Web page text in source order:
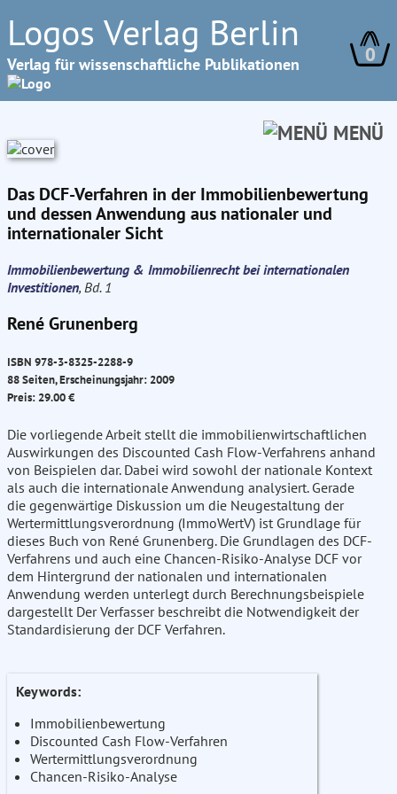
Logos Verlag Berlin
Verlag für wissenschaftliche Publikationen 0
MENÜ
Das DCF-Verfahren in der Immobilienbewertung
und dessen Anwendung aus nationaler und
internationaler Sicht
Immobilienbewertung & Immobilienrecht bei internationalen
Investitionen, Bd. 1
René Grunenberg
ISBN 978-3-8325-2288-9
88 Seiten, Erscheinungsjahr: 2009
Preis: 29.00 €
Die vorliegende Arbeit stellt die immobilienwirtschaftlichen
Auswirkungen des Discounted Cash Flow-Verfahrens anhand
von Beispielen dar. Dabei wird sowohl der nationale Kontext
als auch die internationale Anwendung analysiert. Gerade
die gegenwärtige Diskussion um die Neugestaltung der
Wertermittlungsverordnung (ImmoWertV) ist Grundlage für
dieses Buch von René Grunenberg. Die Grundlagen des DCF-
Verfahrens und auch eine Chancen-Risiko-Analyse DCF vor
dem Hintergrund der nationalen und internationalen
Anwendung werden unterlegt durch Berechnungsbeispiele
dargestellt Der Verfasser beschreibt die Notwendigkeit der
Standardisierung der DCF Verfahren.
Keywords:
Immobilienbewertung
Discounted Cash Flow-Verfahren
Wertermittlungsverordnung
Chancen-Risiko-Analyse